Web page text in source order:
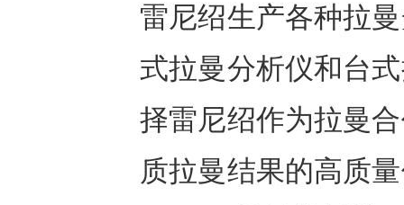
雷尼绍生产各种拉
式拉曼分析仪和台
择雷尼绍作为拉曼
质拉曼结果的高质